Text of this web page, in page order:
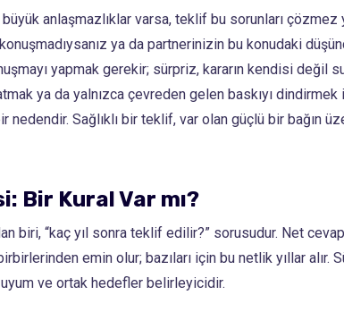
anlaşmazlıklar varsa, teklif bu sorunları çözmez
ya da partnerinizin bu konudaki
yapmak gerekir; sürpriz, kararın kendisi değil
ya da yalnızca çevreden gelen baskıyı dindirmek
Sağlıklı bir teklif, var olan güçlü bir bağın
Bir Kural Var mı?
biri, “kaç yıl sonra teklif edilir?” sorusudur. Net
emin olur; bazıları için bu netlik yıllar alır.
ve ortak hedefler belirleyicidir.